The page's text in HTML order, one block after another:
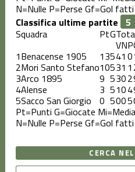
N=Nulle P=Perse Gf=Gol fatti
Classifica ultime partite
Squadra
PtG
VNP
1Benacense 1905 13541 0
2Mori Santo Stefano10531 1
3Arco 1895 9 5302
4Alense 3 5104
5Sacco San Giorgio 0 5005
Pt=Punti G=Giocate
N=Nulle P=Perse Gf=Gol fatti
CERCA